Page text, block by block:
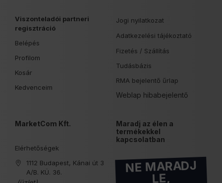
Viszonteladói partneri
regisztráció
Belépés
Profilom
Kosár
Kedvenceim
Jogi nyilatkozat
Adatkezelési tájékoztató
Fizetés / Szállítás
Tudásbázis
RMA bejelentő űrlap
Weblap hibabejelentő
MarketCom Kft.
Elérhetőségek
1112 Budapest, Kánai út 3
A/B. KÜ. 36.
Maradj az élen a
termékekkel
kapcsolatban
NE MARADJ
LE,